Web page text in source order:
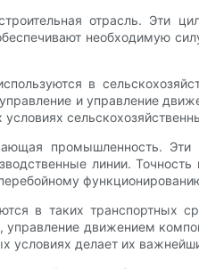
отрасль. Эти
необходимую
в
и управление
промышленность.
линии.
в таких транспортных
движением
условиях делает их